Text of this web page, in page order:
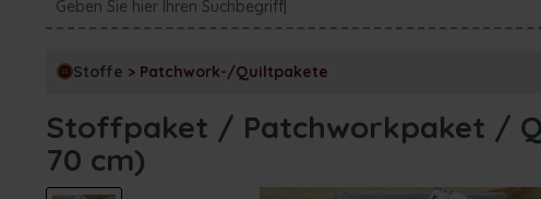
Stoffe > Patchwork-/Quiltpakete
Stoffpaket / Patchworkpaket /
70 cm)